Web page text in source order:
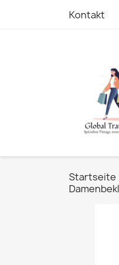
Kontakt
Startseite